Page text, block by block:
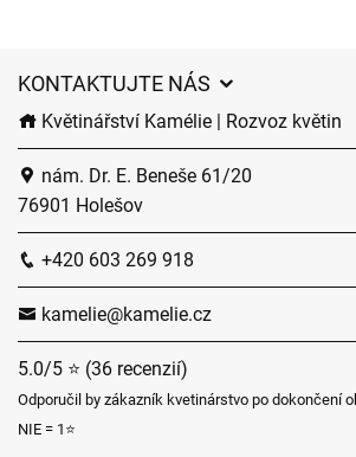
KONTAKTUJTE NÁS
Květinářství Kamélie | Rozvoz květin
nám. Dr. E. Beneše 61/20
76901 Holešov
+420 603 269 918
kamelie@kamelie.cz
5.0/5 ⭐ (36 recenzií)
Odporučil by zákazník kvetinárstvo po dokončení
NIE = 1⭐